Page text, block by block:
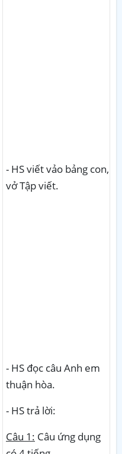
- HS viết vảo bảng con,
vở Tập viết.
- HS đọc câu Anh em
thuận hòa.
- HS trả lời:
Câu 1: Câu ứng dụng